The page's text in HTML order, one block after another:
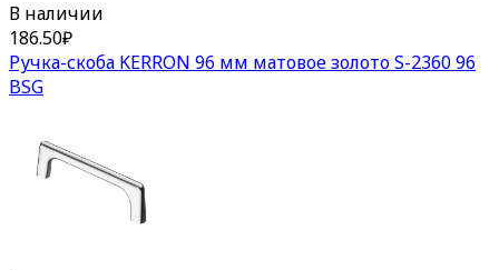
В наличии
186.50₽
Ручка-скоба KERRON 96 мм матовое золото S-2360 96
BSG